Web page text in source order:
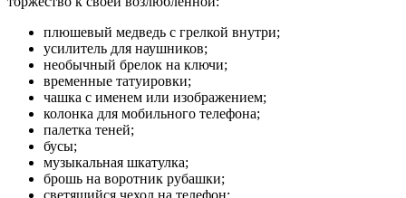
плюшевый медведь с грелкой внутри;
усилитель для наушников;
необычный брелок на ключи;
временные татуировки;
чашка с именем или изображением;
колонка для мобильного телефона;
палетка теней;
бусы;
музыкальная шкатулка;
брошь на воротник рубашки;
светящийся чехол на телефон;